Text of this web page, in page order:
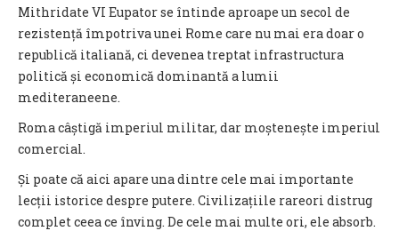
Mithridate VI Eupator se întinde aproape un secol de
rezistență împotriva unei Rome care nu mai era doar o
republică italiană, ci devenea treptat infrastructura
politică și economică dominantă a lumii
mediteraneene.
Roma câștigă imperiul militar, dar moștenește imperiul
comercial.
Și poate că aici apare una dintre cele mai importante
lecții istorice despre putere. Civilizațiile rareori distrug
complet ceea ce înving. De cele mai multe ori, ele absorb.